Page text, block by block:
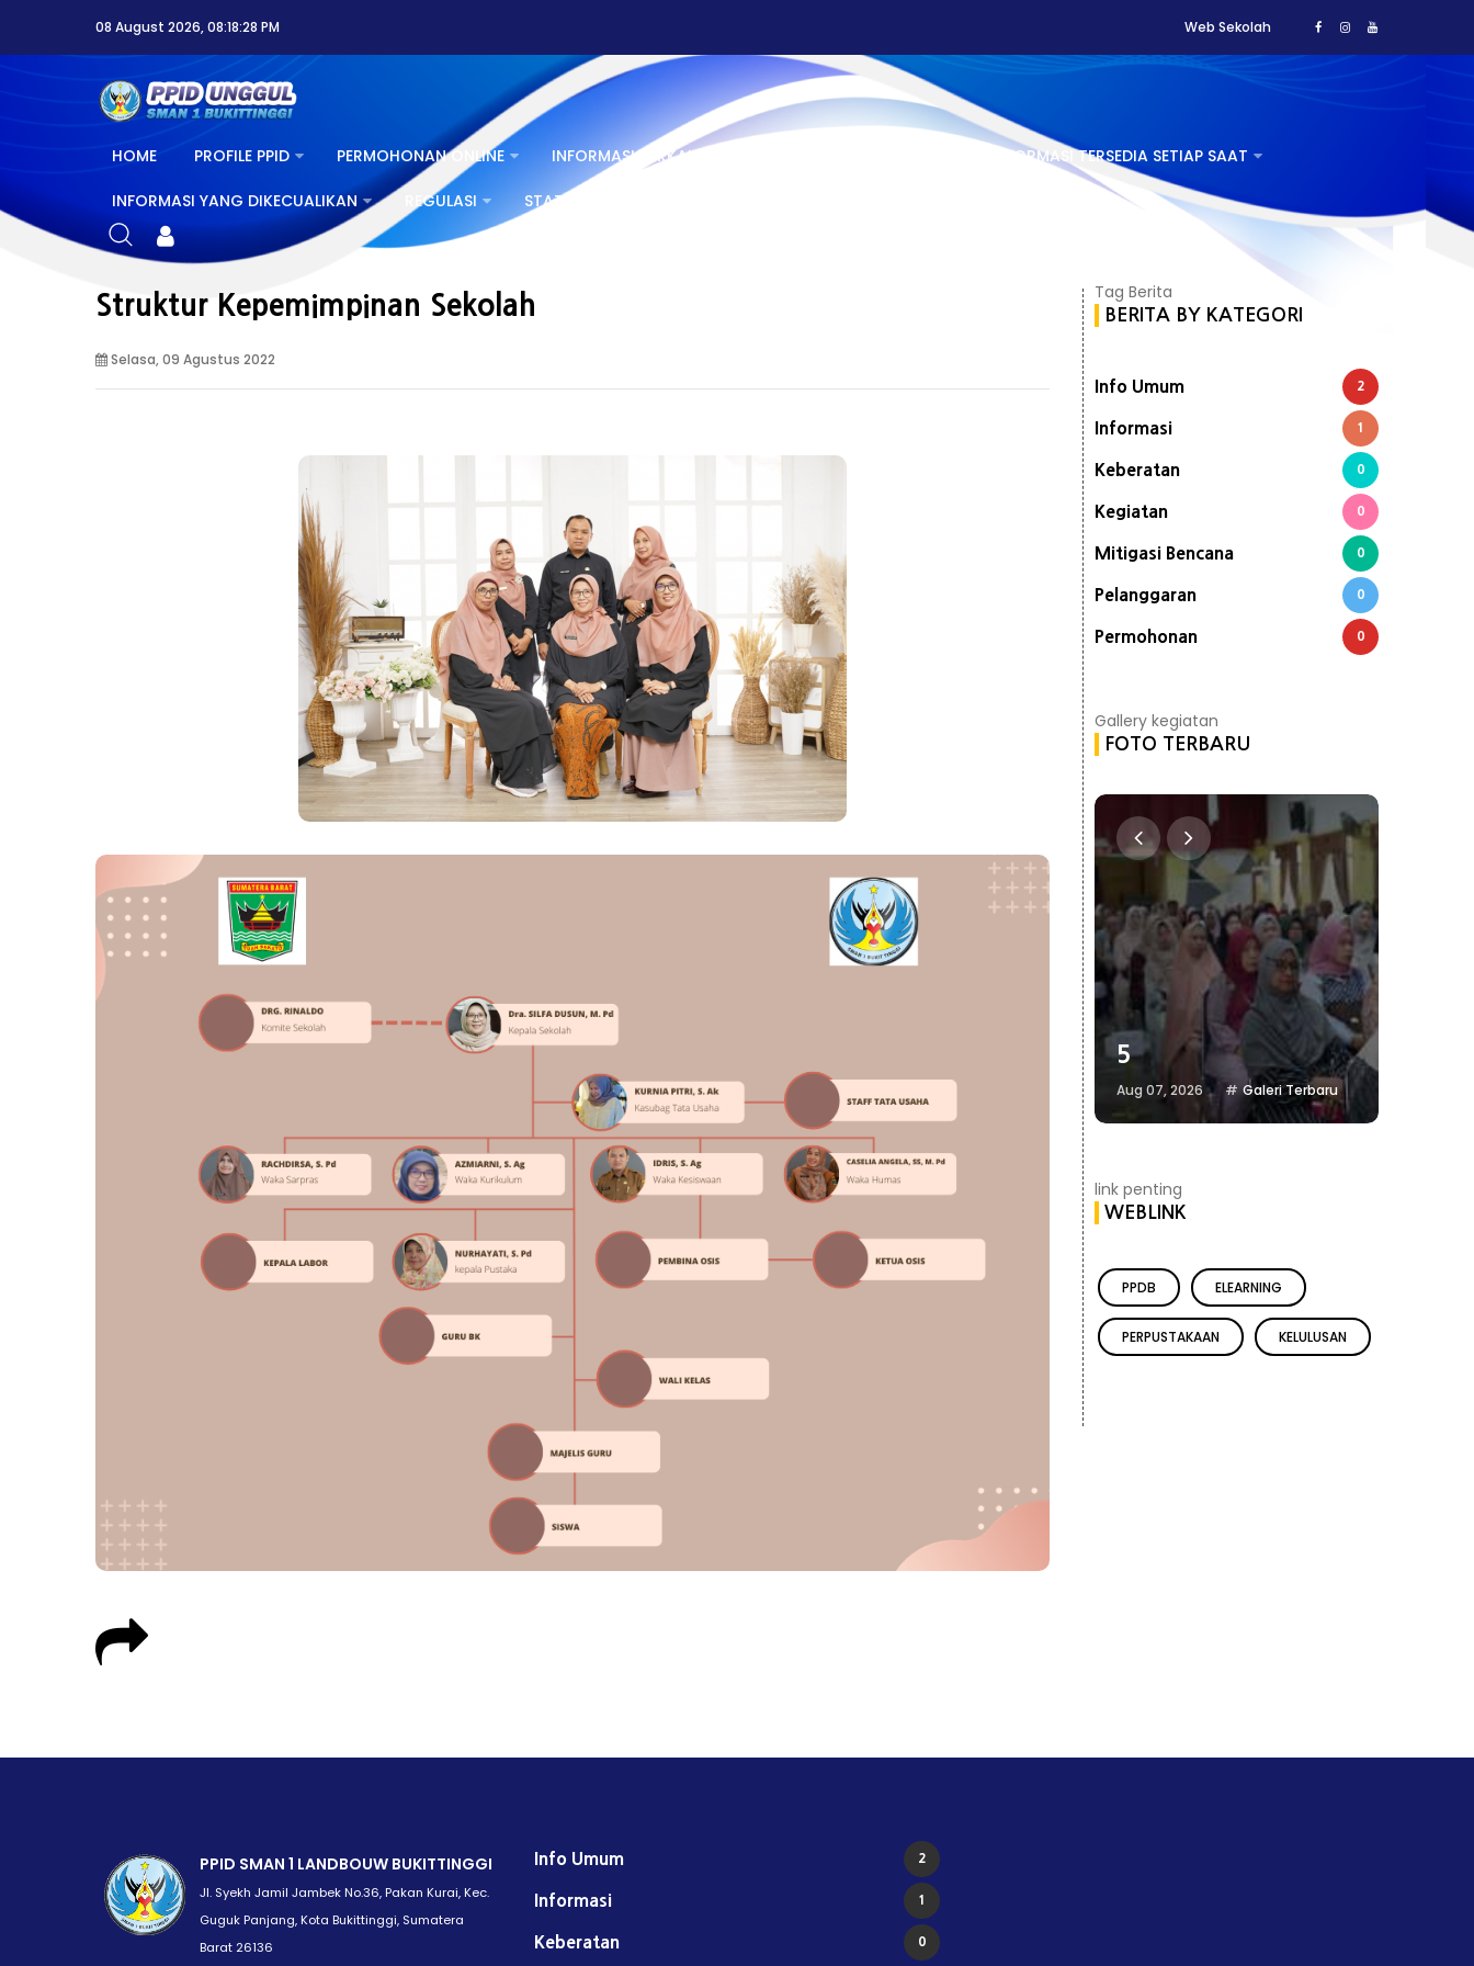
08 August 2026, 08:18:28 PM Web Sekolah
HOME PROFILE PPID PERMOHONAN ONLINE INFORMASI BERKALA INFORMASI TERSEDIA SETIAP SAAT
INFORMASI YANG DIKECUALIKAN REGULASI STATISTIK
Struktur Kepemimpinan Sekolah
Selasa, 09 Agustus 2022
Tag Berita
BERITA BY KATEGORI
Info Umum 2
Informasi 1
Keberatan 0
Kegiatan 0
Mitigasi Bencana 0
Pelanggaran 0
Permohonan 0
Gallery kegiatan
FOTO TERBARU
Aug 07, 2026 Galeri Terbaru Aug 07, 2026
5
Aug 07, 2026 Galeri Terbaru
link penting
WEBLINK
PPDB ELEARNING
PERPUSTAKAAN KELULUSAN
PPID SMAN 1 LANDBOUW BUKITTINGGI
Jl. Syekh Jamil Jambek No.36, Pakan Kurai, Kec.
Guguk Panjang, Kota Bukittinggi, Sumatera
Barat 26136
Info Umum 2
Informasi 1
Keberatan 0